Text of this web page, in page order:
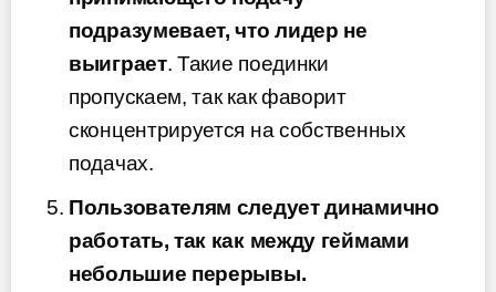
подразумевает, что лидер не
выиграет. Такие поединки
пропускаем, так как фаворит
сконцентрируется на собственных
подачах.
Пользователям следует динамично
работать, так как между геймами
небольшие перерывы.